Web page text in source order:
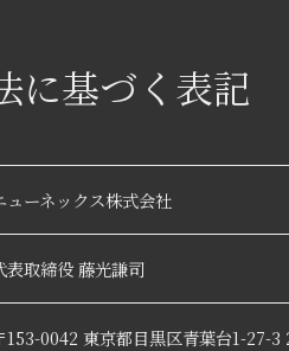
に基づく表記
ューネックス株式会社
表取締役 藤光謙司
153-0042 東京都目黒区青葉台1-27-3